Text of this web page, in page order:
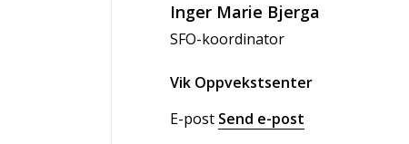
Inger Marie Bjerga
SFO-koordinator
Vik Oppvekstsenter
E-post Send e-post